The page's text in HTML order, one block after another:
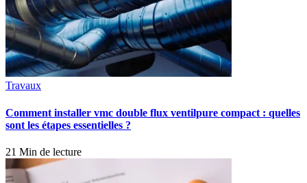
Travaux
Comment installer vmc double flux ventilpure compact : quelles
sont les étapes essentielles ?
21 Min de lecture